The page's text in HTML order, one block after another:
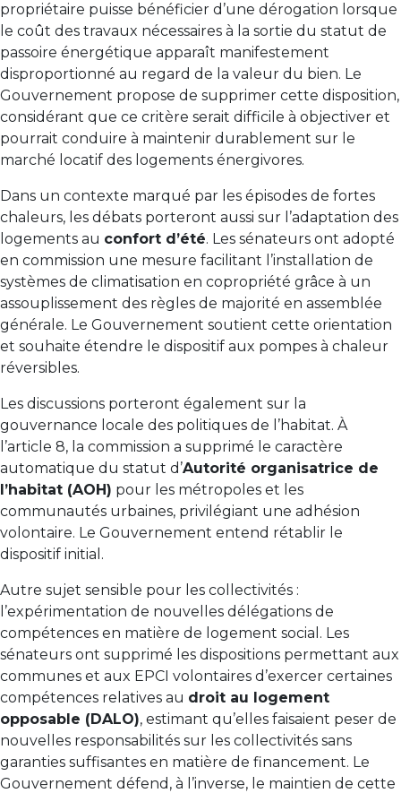
propriétaire puisse bénéficier d’une dérogation lorsque
le coût des travaux nécessaires à la sortie du statut de
passoire énergétique apparaît manifestement
disproportionné au regard de la valeur du bien. Le
Gouvernement propose de supprimer cette disposition,
considérant que ce critère serait difficile à objectiver et
pourrait conduire à maintenir durablement sur le
marché locatif des logements énergivores.
Dans un contexte marqué par les épisodes de fortes
chaleurs, les débats porteront aussi sur l’adaptation des
logements au confort d’été. Les sénateurs ont adopté
en commission une mesure facilitant l’installation de
systèmes de climatisation en copropriété grâce à un
assouplissement des règles de majorité en assemblée
générale. Le Gouvernement soutient cette orientation
et souhaite étendre le dispositif aux pompes à chaleur
réversibles.
Les discussions porteront également sur la
gouvernance locale des politiques de l’habitat. À
l’article 8, la commission a supprimé le caractère
automatique du statut d’Autorité organisatrice de
l’habitat (AOH) pour les métropoles et les
communautés urbaines, privilégiant une adhésion
volontaire. Le Gouvernement entend rétablir le
dispositif initial.
Autre sujet sensible pour les collectivités :
l’expérimentation de nouvelles délégations de
compétences en matière de logement social. Les
sénateurs ont supprimé les dispositions permettant aux
communes et aux EPCI volontaires d’exercer certaines
compétences relatives au droit au logement
opposable (DALO), estimant qu’elles faisaient peser de
nouvelles responsabilités sur les collectivités sans
garanties suffisantes en matière de financement. Le
Gouvernement défend, à l’inverse, le maintien de cette